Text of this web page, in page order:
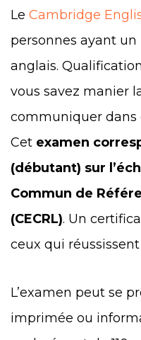
Le Cambridge
personnes ayant
anglais.
vous savez manier
communiquer dans
Cet examen
(débutant) sur
Commun de
(CECRL). Un
ceux qui réussissent
L’examen peut se
imprimée ou